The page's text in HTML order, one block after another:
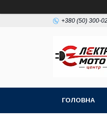
+380 (50) 300-
ГОЛОВНА